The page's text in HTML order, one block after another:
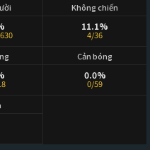
Không chiến
11.1%
4/36
Cản bóng
0.0%
0/59